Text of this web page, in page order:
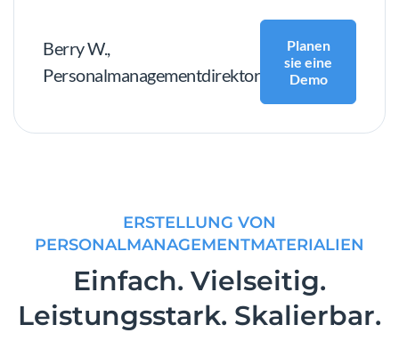
Berry W.,
Personalmanagementdirektor
Planen
sie eine
Demo
ERSTELLUNG VON
PERSONALMANAGEMENTMATERIALIEN
Einfach. Vielseitig.
Leistungsstark. Skalierbar.